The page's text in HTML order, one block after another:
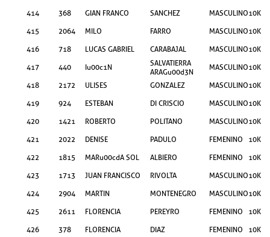
414
368 GIAN FRANCO SANCHEZ MASCULINO10KM
415
2064 MILO FARRO MASCULINO10KM
416
718 LUCAS GABRIEL CARABAJAL MASCULINO10KM
417
440 Iu00c1N
SALVATIERRA
ARAGu00d3N
MASCULINO10KM
418
2172 ULISES GONZALEZ MASCULINO10KM
419
924 ESTEBAN DI CRISCIO MASCULINO10KM
420
1421 ROBERTO POLITANO MASCULINO10KM
421
2022 DENISE PADULO FEMENINO
10KM
422
1815 MARu00cdA SOL ALBIERO FEMENINO
10KM
423
1713 JUAN FRANCISCO RIVOLTA MASCULINO10KM
424
2904 MARTIN MONTENEGRO MASCULINO10KM
425
2611 FLORENCIA PEREYRO FEMENINO
10KM
426
378 FLORENCIA DIAZ FEMENINO
10KM